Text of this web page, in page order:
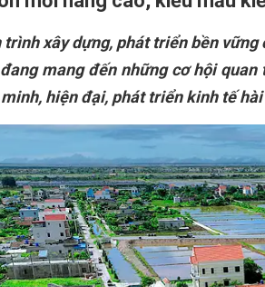
trình xây dựng, phát triển bền
mang đến những cơ hội
hiện đại, phát triển kinh tế